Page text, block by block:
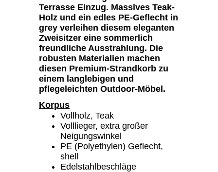
Terrasse Einzug. Massives Teak-
Holz und ein edles PE-Geflecht in
grey verleihen diesem eleganten
Zweisitzer eine sommerlich
freundliche Ausstrahlung. Die
robusten Materialien machen
diesen Premium-Strandkorb zu
einem langlebigen und
pflegeleichten Outdoor-Möbel.
Korpus
Vollholz, Teak
Volllieger, extra großer
Neigungswinkel
PE (Polyethylen) Geflecht,
shell
Edelstahlbeschläge